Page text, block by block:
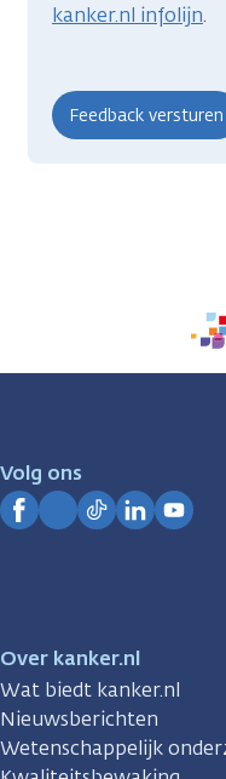
kanker.nl infolijn.
Volg ons
Over kanker.nl
Wat biedt kanker.nl
Nieuwsberichten
Wetenschappelijk